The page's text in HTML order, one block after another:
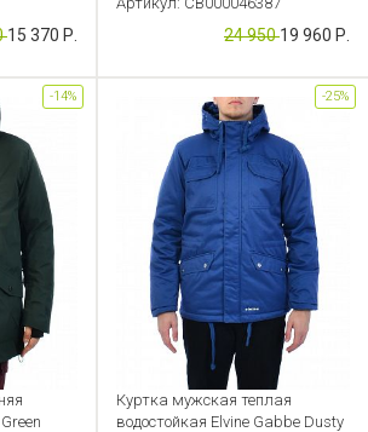
15 370 Р. 24 95019 960 Р.
-14%
Куртка мужская теплая
водостойкая Elvine Gabbe Dusty
-25%